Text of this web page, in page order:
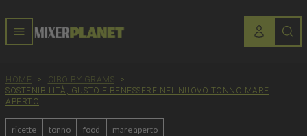
HOME > CIBO BY GRAMS
>
SOSTENIBILITÀ, GUSTO E BENESSERE NEL NUOVO TONNO MARE
APERTO
ricette tonno food mare aperto